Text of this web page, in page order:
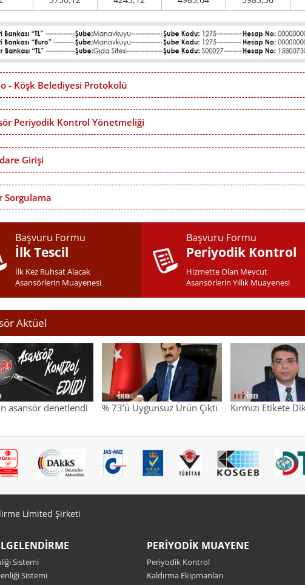
- Köşk Belediyesi Protokolü
Periyodik Kontrol Yönetmeliği
Girişi
Sorgulama
Başvuru Formu
İlk Tescil
İlk Kez Ruhsat Alacak
Asansörlerin Muayenesi
Başvuru Formu
Periyodik Kontrol
Hizmette Olan Mevcut
Asansörlerin Yıllık Muayenesi
Aktüel
asansör denetlendi % 73’ü Uygunsuz Ürün Çıktı Kırmızı Etikete
Limited Şirketi
Sistemi
Sistemi
PERIYODIK MUAYENE
Periyodik Kontrol
Kaldırma Ekipmanları